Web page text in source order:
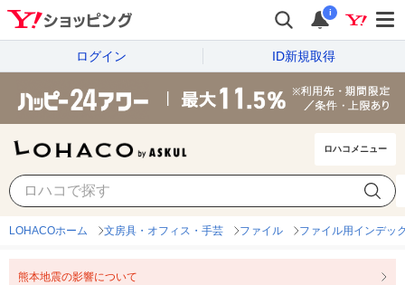
i
ログイン ID新規取得
ロハコメニュー
LOHACOホーム 文房具・オフィス・手芸 ファイル ファイル用インデッ
熊本地震の影響について